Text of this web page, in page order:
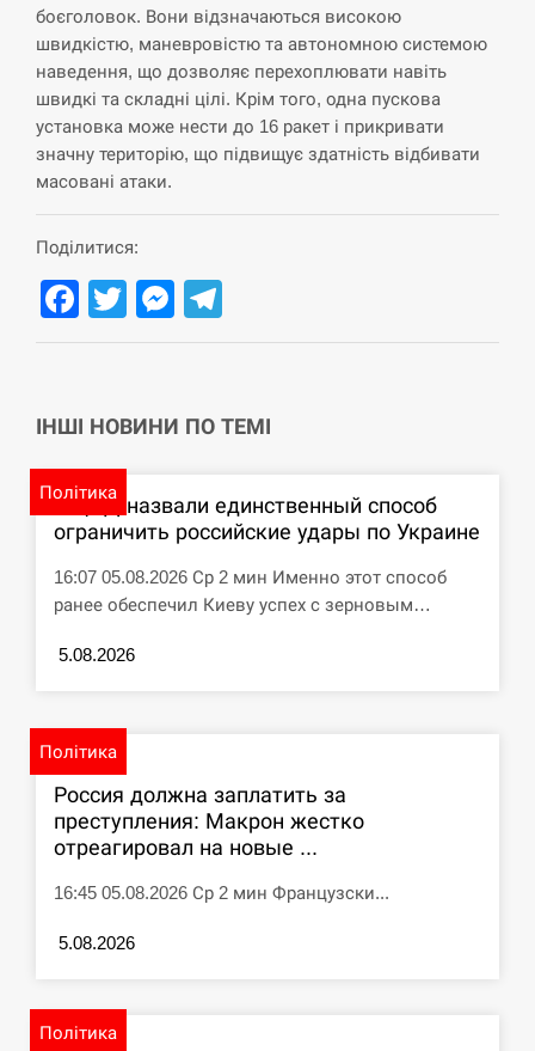
СЕРПЕНЬ
12:53
США обсуждают лицензии на Patriot для
Украины, несмотря на сомнения…
СЕРПЕНЬ
12:40
розблокування Ормузької протоки
СЕРПЕНЬ
СЕРПЕНЬ
У США зафіксували рекордний спалах
циклоспорозу, захворіли понад 10 тисяч…
СЕРПЕНЬ
почта”: что известно об…
11:40
левиці
СЕРПЕНЬ
Россияне ударили “Бардеролями” по Харькову,
боєголовок. Вони відзначаються високою
швидкістю, маневровістю та автономною системою
наведення, що дозволяє перехоплювати навіть
швидкі та складні цілі. Крім того, одна пускова
установка може нести до 16 ракет і прикривати
значну територію, що підвищує здатність відбивати
масовані атаки.
Поділитися:
Facebook
TwitterMessenger
ІНШІ НОВИНИ ПО ТЕМІ
Політика
В ЦПД назвали единственный способ
ограничить российские удары по Украине
16:07 05.08.2026 Ср 2 мин Именно этот способ
ранее обеспечил Киеву успех с зерновым…
5.08.2026
Політика
Россия должна заплатить за
преступления: Макрон жестко
отреагировал на новые ...
16:45 05.08.2026 Ср 2 мин Французски...
5.08.2026
Політика